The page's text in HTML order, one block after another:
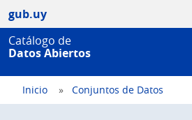
gub.uy
Catálogo de
Datos Abiertos
Inicio Conjuntos de Datos